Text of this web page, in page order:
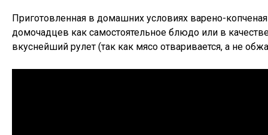
Приготовленная в домашних условиях варено-
домочадцев как самостоятельное блюдо или в
вкуснейший рулет (так как мясо отваривается, а не